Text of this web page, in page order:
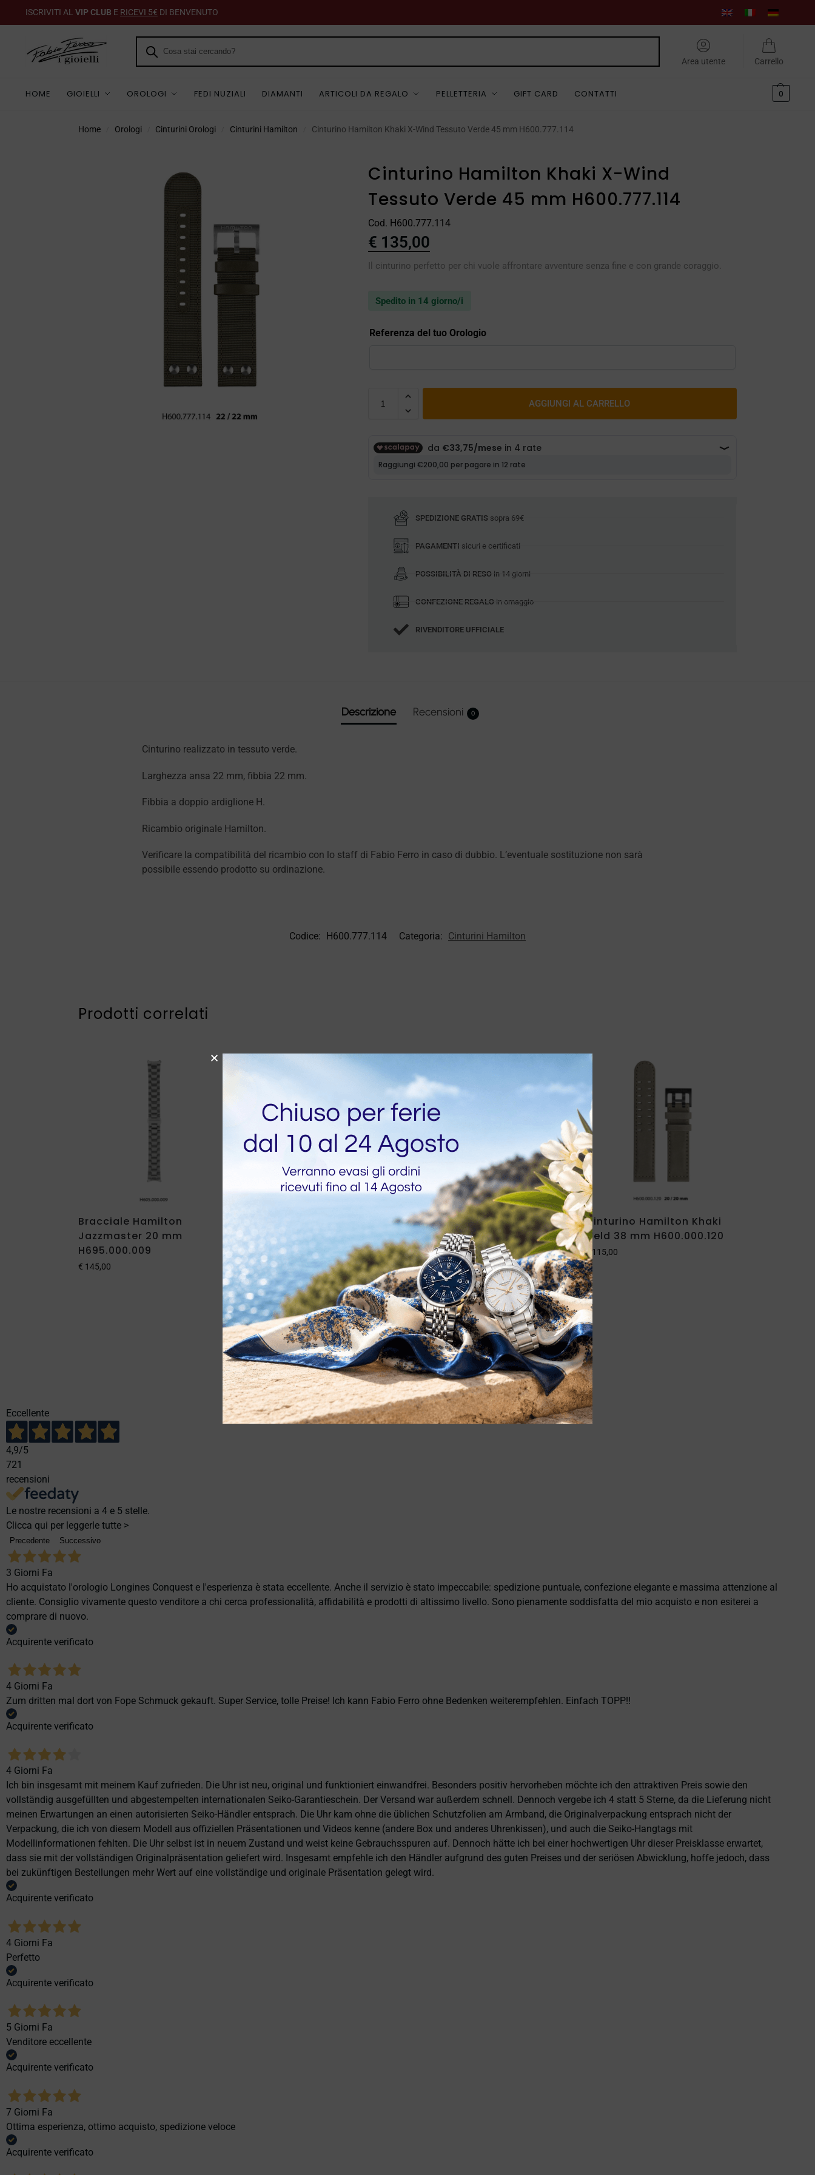
ISCRIVITI AL VIP CLUB E RICEVI 5€ DI BENVENUTO
Area utente Carrello
HOME GIOIELLI OROLOGI FEDI NUZIALI DIAMANTI ARTICOLI DA REGALO PELLETTERIA GIFT CARD CONTATTI 0
Home Orologi Cinturini Orologi Cinturini Hamilton Cinturino Hamilton Khaki X-Wind Tessuto Verde 45 mm H600.777.114
Cinturino Hamilton Khaki X-Wind
Tessuto Verde 45 mm H600.777.114
Cod. H600.777.114
€ 135,00
Il cinturino perfetto per chi vuole affrontare avventure senza fine e con grande coraggio.
Spedito in 14 giorno/i
Referenza del tuo Orologio
AGGIUNGI AL CARRELLO
SPEDIZIONE GRATIS sopra 69€
PAGAMENTI sicuri e certificati
POSSIBILITÀ DI RESO in 14 giorni
CONFEZIONE REGALO in omaggio
RIVENDITORE UFFICIALE
Descrizione Recensioni 0
Cinturino realizzato in tessuto verde.
Larghezza ansa 22 mm, fibbia 22 mm.
Fibbia a doppio ardiglione H.
Ricambio originale Hamilton.
Verificare la compatibilità del ricambio con lo staff di Fabio Ferro in caso di dubbio. L’eventuale sostituzione non sarà
possibile essendo prodotto su ordinazione.
Codice: H600.777.114 Categoria: Cinturini Hamilton
Prodotti correlati
Bracciale Hamilton
Jazzmaster 20 mm
H695.000.009
€ 145,00
X-Wind Marrone 45 mm
H600.000.124
€135,00
Bracciale Hamilton Khaki
Field 38 mm H695.704.104
€145,00
Cinturino Hamilton Khaki
Field 38 mm H600.000.120
€ 115,00
Eccellente
4,9/5
721
recensioni
Le nostre recensioni a 4 e 5 stelle.
Clicca qui per leggerle tutte >
Precedente Successivo
3 Giorni Fa
Ho acquistato l'orologio Longines Conquest e l'esperienza è stata eccellente. Anche il servizio è stato impeccabile: spedizione puntuale, confezione elegante e massima attenzione al
cliente. Consiglio vivamente questo venditore a chi cerca professionalità, affidabilità e prodotti di altissimo livello. Sono pienamente soddisfatta del mio acquisto e non esiterei a
comprare di nuovo.
Acquirente verificato
4 Giorni Fa
Zum dritten mal dort von Fope Schmuck gekauft. Super Service, tolle Preise! Ich kann Fabio Ferro ohne Bedenken weiterempfehlen. Einfach TOPP!!
Acquirente verificato
4 Giorni Fa
Ich bin insgesamt mit meinem Kauf zufrieden. Die Uhr ist neu, original und funktioniert einwandfrei. Besonders positiv hervorheben möchte ich den attraktiven Preis sowie den
vollständig ausgefüllten und abgestempelten internationalen Seiko-Garantieschein. Der Versand war außerdem schnell. Dennoch vergebe ich 4 statt 5 Sterne, da die Lieferung nicht
meinen Erwartungen an einen autorisierten Seiko-Händler entsprach. Die Uhr kam ohne die üblichen Schutzfolien am Armband, die Originalverpackung entsprach nicht der
Verpackung, die ich von diesem Modell aus offiziellen Präsentationen und Videos kenne (andere Box und anderes Uhrenkissen), und auch die Seiko-Hangtags mit
Modellinformationen fehlten. Die Uhr selbst ist in neuem Zustand und weist keine Gebrauchsspuren auf. Dennoch hätte ich bei einer hochwertigen Uhr dieser Preisklasse erwartet,
dass sie mit der vollständigen Originalpräsentation geliefert wird. Insgesamt empfehle ich den Händler aufgrund des guten Preises und der seriösen Abwicklung, hoffe jedoch, dass
bei zukünftigen Bestellungen mehr Wert auf eine vollständige und originale Präsentation gelegt wird.
Acquirente verificato
4 Giorni Fa
Perfetto
Acquirente verificato
5 Giorni Fa
Venditore eccellente
Acquirente verificato
7 Giorni Fa
Ottima esperienza, ottimo acquisto, spedizione veloce
Acquirente verificato